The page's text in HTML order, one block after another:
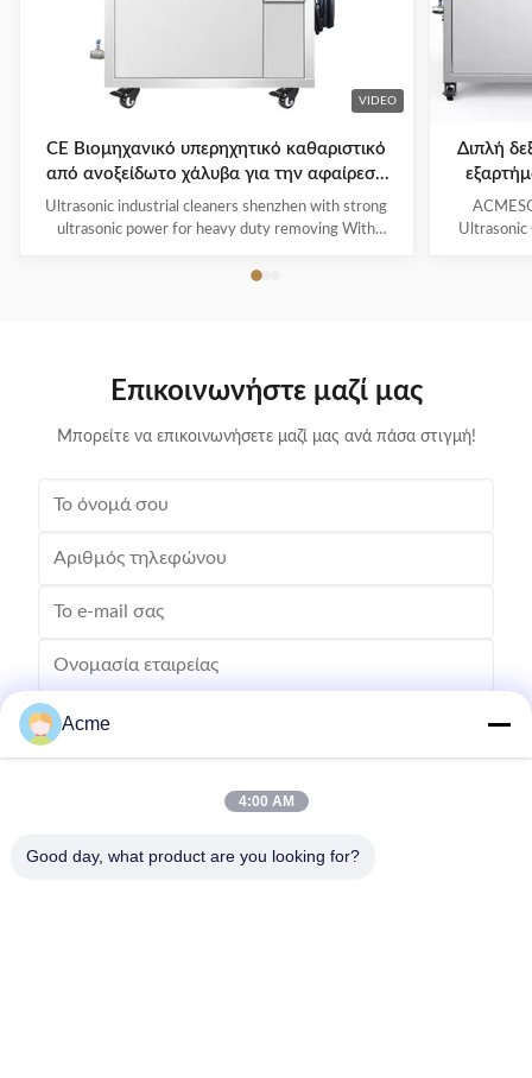
VIDEO
CE Βιομηχανικό υπερηχητικό καθαριστικό
από ανοξείδωτο χάλυβα για την αφαίρεση
βαρέων βαρών
Ultrasonic industrial cleaners shenzhen with strong
ultrasonic power for heavy duty removing With
widely used in engine block, engine parts cleaning,
ultrasonic cleaning of engine parts,
block,Semiconductor wafer,
Διπλή
Ultrasonic
Επικοινωνήστε μαζί μας
Μπορείτε να επικοινωνήσετε μαζί μας ανά πάσα στιγμή!
Στείλετε
Acme
4:00 AM
Good day, what product are you looking for?